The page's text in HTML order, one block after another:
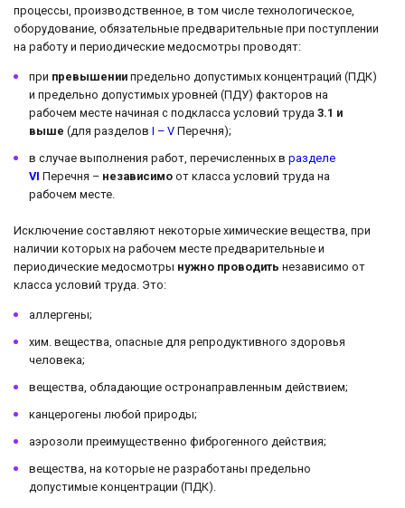
процессы, производственное, в том числе технологическое,
оборудование, обязательные предварительные при поступлении
на работу и периодические медосмотры проводят:
при превышении предельно допустимых концентраций (ПДК)
и предельно допустимых уровней (ПДУ) факторов на
рабочем месте начиная с подкласса условий труда 3.1 и
выше (для разделов I – V Перечня);
в случае выполнения работ, перечисленных в разделе
VI Перечня – независимо от класса условий труда на
рабочем месте.
Исключение составляют некоторые химические вещества, при
наличии которых на рабочем месте предварительные и
периодические медосмотры нужно проводить независимо от
класса условий труда. Это:
аллергены;
хим. вещества, опасные для репродуктивного здоровья
человека;
вещества, обладающие остронаправленным действием;
канцерогены любой природы;
аэрозоли преимущественно фиброгенного действия;
вещества, на которые не разработаны предельно
допустимые концентрации (ПДК).